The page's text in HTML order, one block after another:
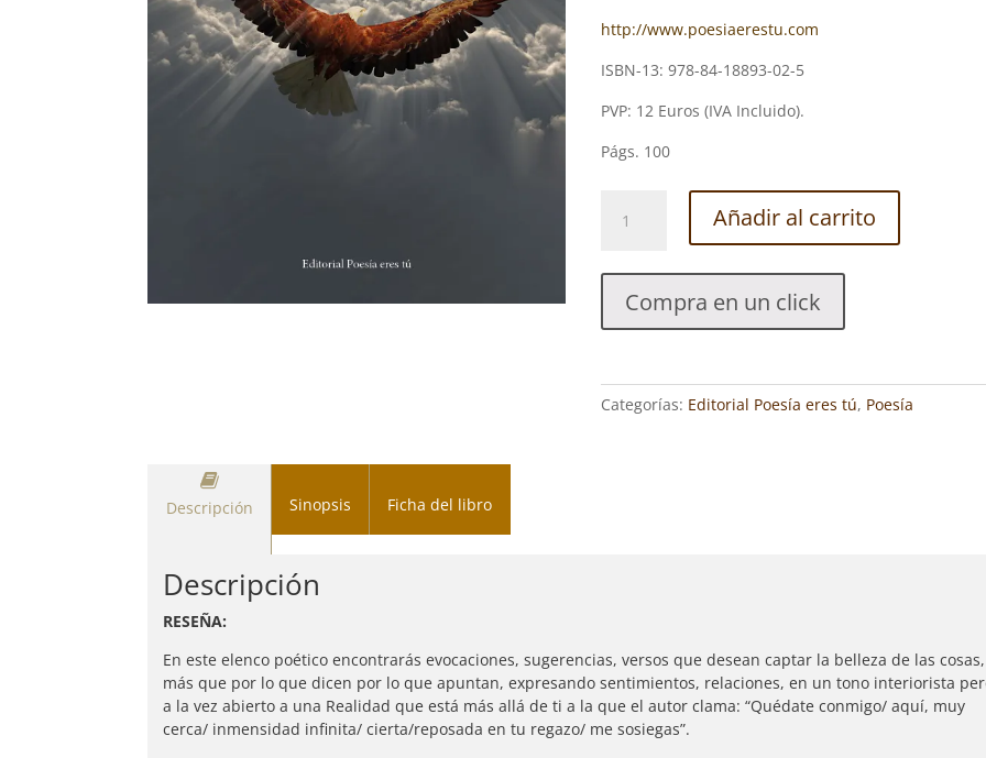
http://www.poesiaerestu.com
ISBN-13: 978-84-18893-02-5
PVP: 12 Euros (IVA Incluido).
Págs. 100
POÉTICO:
INMACULADA
MORENO
RODRÍGUEZ
Añadir al carrito
Compra en un click
Categorías: Editorial Poesía eres tú, Poesía
Descripción Sinopsis Ficha del libro
Descripción
RESEÑA:
En este elenco poético encontrarás evocaciones, sugerencias, versos que desean captar la belleza de las cosas,
más que por lo que dicen por lo que apuntan, expresando sentimientos, relaciones, en un tono interiorista
a la vez abierto a una Realidad que está más allá de ti a la que el autor clama: “Quédate conmigo/ aquí, muy
cerca/ inmensidad infinita/ cierta/reposada en tu regazo/ me sosiegas”.